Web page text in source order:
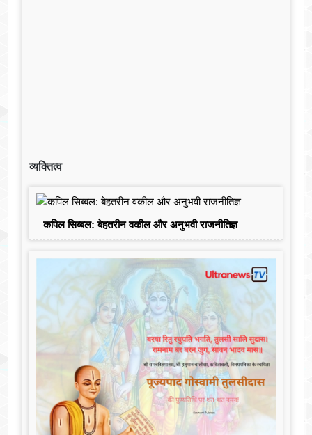
व्यक्तित्व
कपिल सिब्बल: बेहतरीन वकील और अनुभवी राजनीतिज्ञ